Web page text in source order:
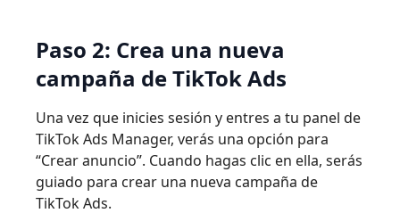
Paso 2: Crea una nueva
campaña de TikTok Ads
Una vez que inicies sesión y entres a tu panel de
TikTok Ads Manager, verás una opción para
“Crear anuncio”. Cuando hagas clic en ella, serás
guiado para crear una nueva campaña de
TikTok Ads.